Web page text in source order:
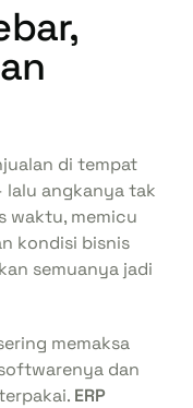
di tempat
lalu angkanya tak
waktu, memicu
kondisi bisnis
semuanya jadi
memaksa
dan
ERP